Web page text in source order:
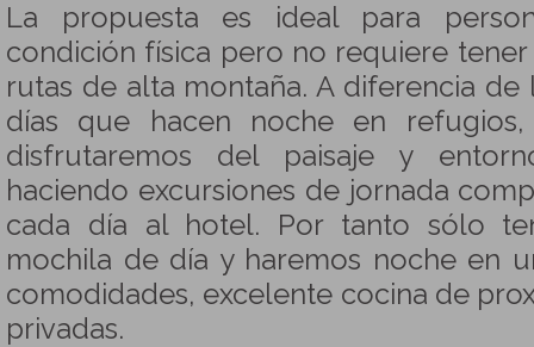
La propuesta es ideal para
condición física pero no requiere
rutas de alta montaña. A diferencia de
días que hacen noche en
disfrutaremos del paisaje y
haciendo excursiones de jornada
cada día al hotel. Por tanto sólo
mochila de día y haremos noche en
comodidades, excelente cocina de
privadas.